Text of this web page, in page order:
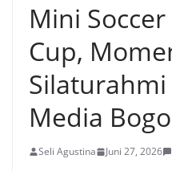
Mini
Cup,
Media
Seli Agustina Juni 27, 2026